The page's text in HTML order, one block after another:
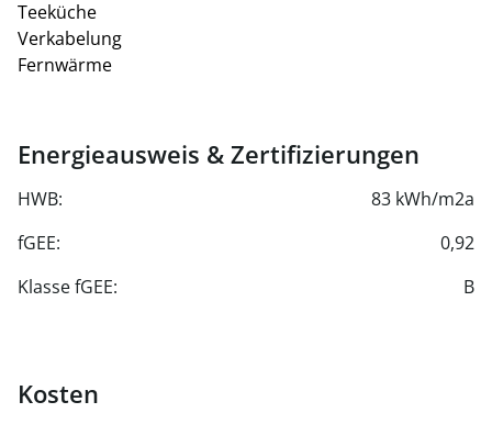
Teeküche
Verkabelung
Fernwärme
Energieausweis & Zertifizierungen
HWB:
83 kWh/m2a
fGEE:
0,92
Klasse fGEE:
B
Kosten